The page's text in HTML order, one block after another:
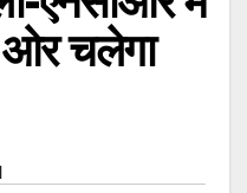
ओर चलेगा